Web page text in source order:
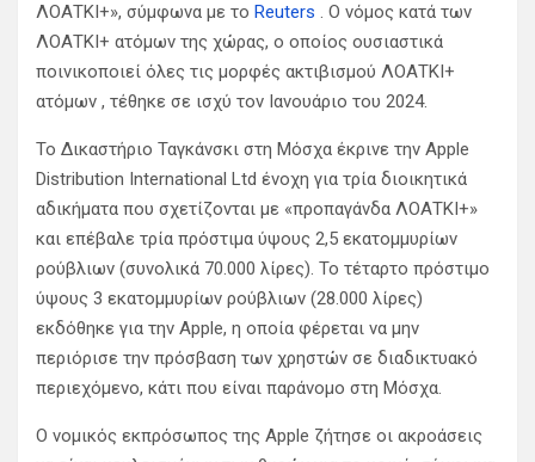
ΛΟΑΤΚΙ+», σύμφωνα με το Reuters . Ο νόμος κατά των
ΛΟΑΤΚΙ+ ατόμων της χώρας, ο οποίος ουσιαστικά
ποινικοποιεί όλες τις μορφές ακτιβισμού ΛΟΑΤΚΙ+
ατόμων , τέθηκε σε ισχύ τον Ιανουάριο του 2024.
Το Δικαστήριο Ταγκάνσκι στη Μόσχα έκρινε την Apple
Distribution International Ltd ένοχη για τρία διοικητικά
αδικήματα που σχετίζονται με «προπαγάνδα ΛΟΑΤΚΙ+»
και επέβαλε τρία πρόστιμα ύψους 2,5 εκατομμυρίων
ρούβλιων (συνολικά 70.000 λίρες). Το τέταρτο πρόστιμο
ύψους 3 εκατομμυρίων ρούβλιων (28.000 λίρες)
εκδόθηκε για την Apple, η οποία φέρεται να μην
περιόρισε την πρόσβαση των χρηστών σε διαδικτυακό
περιεχόμενο, κάτι που είναι παράνομο στη Μόσχα.
Ο νομικός εκπρόσωπος της Apple ζήτησε οι ακροάσεις